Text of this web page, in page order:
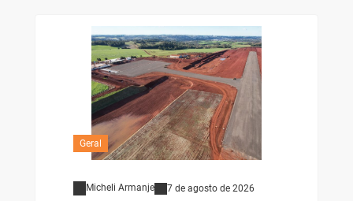
Geral
Micheli Armanje 7 de agosto de 2026